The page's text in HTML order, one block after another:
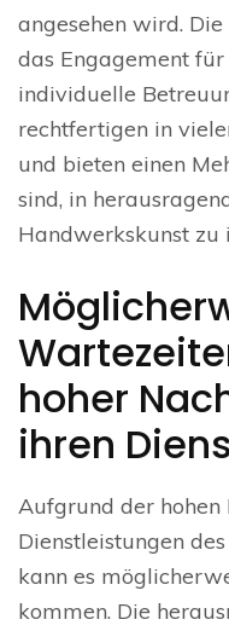
angesehen wird.
das Engagement
individuelle
rechtfertigen in
und bieten einen
sind, in
Handwerkskunst zu
hoher
ihren
Aufgrund der
Dienstleistungen
kann es
kommen. Die